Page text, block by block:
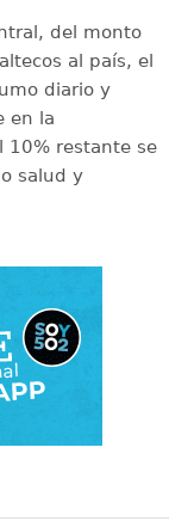
del monto
al país, el
diario y
en la
10% restante se
salud y